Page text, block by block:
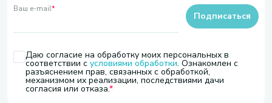
Ваш e-mail*
Даю согласие на обработку моих персональных в
соответствии с условиями обработки. Ознакомлен с
разъяснением прав, связанных с обработкой,
механизмом их реализации, последствиями дачи
согласия или отказа.
Подписаться